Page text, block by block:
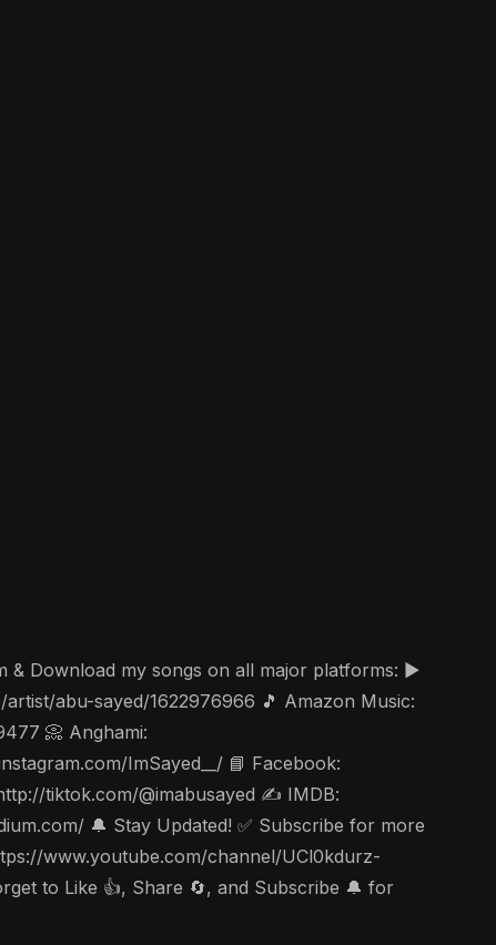
& Download my songs on all major platforms: ▶️
abu-sayed/1622976966 🎵 Amazon Music:
📀 Anghami:
ImSayed__/ 📘 Facebook:
tiktok.com/@imabusayed ✍️ IMDB:
🔔 Stay Updated! ✅ Subscribe for more
www.youtube.com/channel/UCl0kdurz-
to Like 👍, Share 🔄, and Subscribe 🔔 for